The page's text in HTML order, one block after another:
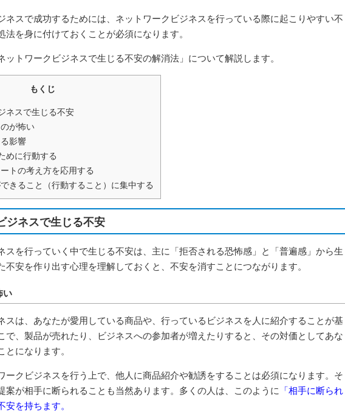
ネスで成功するためには、ネットワークビジネスを行っている際に起こりやすい不
法を身に付けておくことが必須になります。
ットワークビジネスで生じる不安の解消法」について解説します。
もくじ
ネスで生じる不安
が怖い
影響
めに行動する
トの考え方を応用する
きること（行動すること）に集中する
ジネスで生じる不安
スを行っていく中で生じる不安は、主に「拒否される恐怖感」と「普遍感」から生
不安を作り出す心理を理解しておくと、不安を消すことにつながります。
い
スは、あなたが愛用している商品や、行っているビジネスを人に紹介することが基
で、製品が売れたり、ビジネスへの参加者が増えたりすると、その対価としてあな
とになります。
ークビジネスを行う上で、他人に商品紹介や勧誘をすることは必須になります。そ
案が相手に断られることも当然あります。多くの人は、このように
「相手に断られ
安を持ちます。